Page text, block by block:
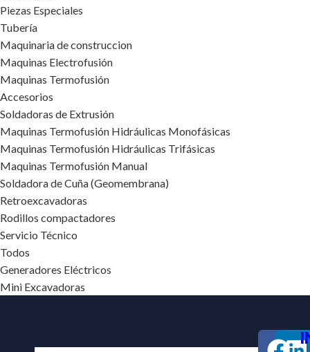
Piezas Especiales
Tubería
Maquinaria de construccion
Maquinas Electrofusión
Maquinas Termofusión
Accesorios
Soldadoras de Extrusión
Maquinas Termofusión Hidráulicas Monofásicas
Maquinas Termofusión Hidráulicas Trifásicas
Maquinas Termofusión Manual
Soldadora de Cuña (Geomembrana)
Retroexcavadoras
Rodillos compactadores
Servicio Técnico
Todos
Generadores Eléctricos
Mini Excavadoras